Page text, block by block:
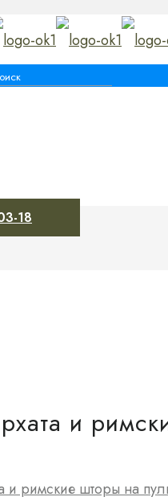
18
и
и римские шторы на